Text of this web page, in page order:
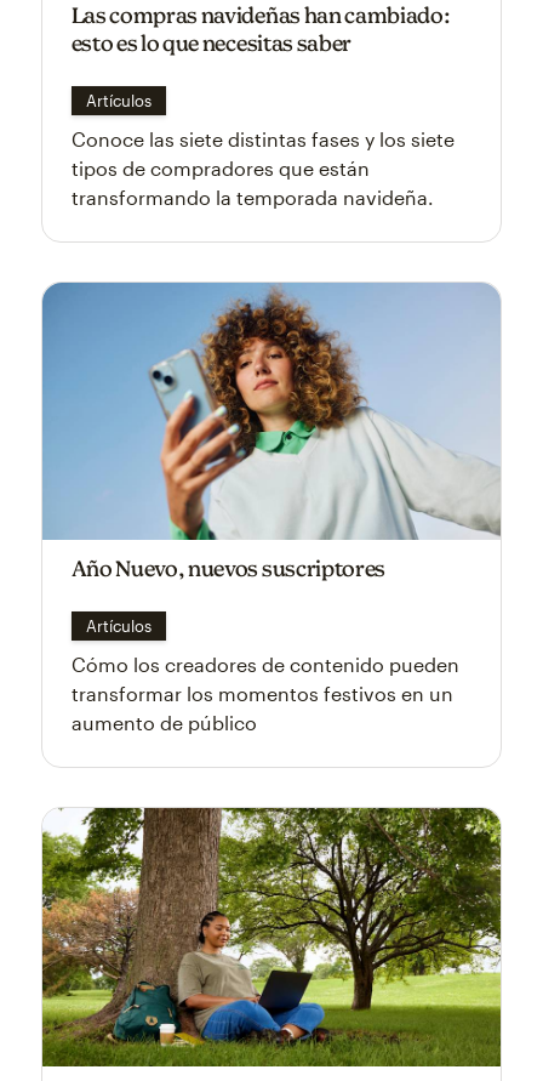
Las compras navideñas han cambiado:
esto es lo que necesitas saber
Artículos
Conoce las siete distintas fases y los siete
tipos de compradores que están
transformando la temporada navideña.
Año Nuevo, nuevos suscriptores
Artículos
Cómo los creadores de contenido pueden
transformar los momentos festivos en un
aumento de público